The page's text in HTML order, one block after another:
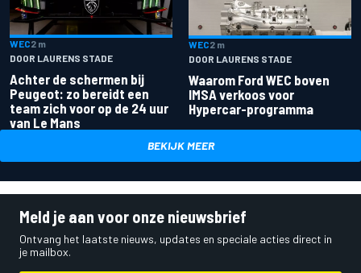
WEC2 m
DOOR LAURENS STADE
Achter de schermen bij
Peugeot: zo bereidt een
team zich voor op de 24 uur
van Le Mans
WEC2 m
DOOR LAURENS STADE
Waarom Ford WEC boven
IMSA verkoos voor
Hypercar-programma
BEKIJK MEER
Meld je aan voor onze nieuwsbrief
Ontvang het laatste nieuws, updates en speciale acties direct in
je mailbox.